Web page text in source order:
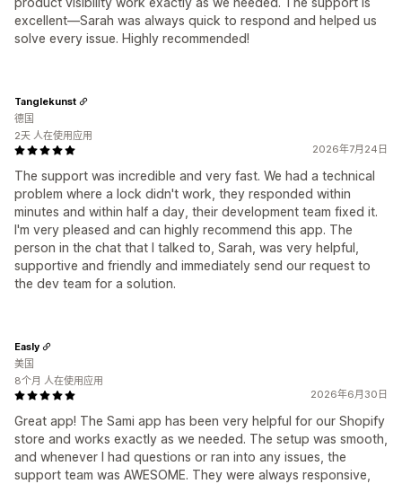
excellent—Sarah was always quick to respond and helped us
solve every issue. Highly recommended!
2026年7月24日
The support was incredible and very fast. We had a technical
problem where a lock didn't work, they responded within
minutes and within half a day, their development team fixed it.
I'm very pleased and can highly recommend this app. The
person in the chat that I talked to, Sarah, was very helpful,
supportive and friendly and immediately send our request to
the dev team for a solution.
Tanglekunst
德国
2天 人在使用应用
2026年6月30日
Great app! The Sami app has been very helpful for our Shopify
store and works exactly as we needed. The setup was smooth,
and whenever I had questions or ran into any issues, the
support team was AWESOME. They were always responsive,
Easly
美国
8个月 人在使用应用